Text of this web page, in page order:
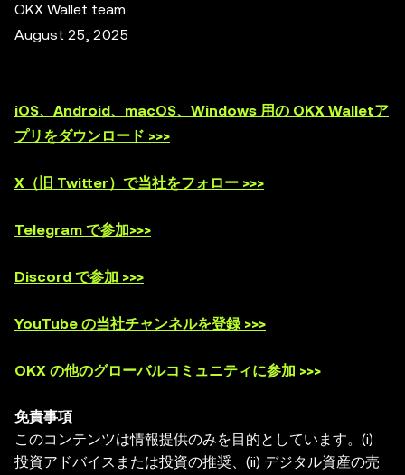
OKX Wallet team
August 25, 2025
iOS、Android、macOS、Windows 用の OKX Walletア
プリをダウンロード >>>
X（旧 Twitter）で当社をフォロー >>>
Telegram で参加>>>
Discord で参加 >>>
YouTube の当社チャンネルを登録 >>>
OKX の他のグローバルコミュニティに参加 >>>
免責事項
このコンテンツは情報提供のみを目的としています。(i)
投資アドバイスまたは投資の推奨、(ii) デジタル資産の売